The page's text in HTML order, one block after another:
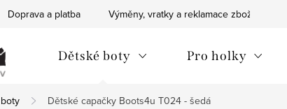
Doprava a platba Výměny, vratky a reklamace zboží
Dětské boty Pro holky
Dětské capačky Boots4u T024 - šedá